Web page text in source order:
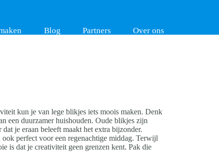
Blog Partners Over ons
kun je van lege blikjes iets moois maken. Denk
een duurzamer huishouden. Oude blikjes zijn
je eraan beleeft maakt het extra bijzonder.
perfect voor een regenachtige middag. Terwijl
is dat je creativiteit geen grenzen kent. Pak die